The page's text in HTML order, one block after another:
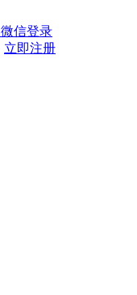
微信登录
立即注册